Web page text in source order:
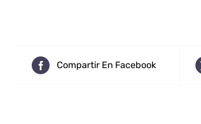
$2,101.00
Compartir En Facebook